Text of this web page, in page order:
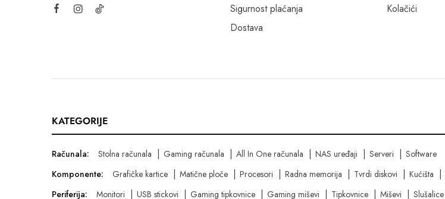
Sigurnost plaćanja
Dostava
Kolačići
KATEGORIJE
Računala: Stolna računala Gaming računala All In One računala NAS uređaji Serveri
Software
Komponente:
Grafičke kartice Matične ploče Procesori Radna memorija Tvrdi diskovi Kućišta
Periferija:
Monitori USB stickovi Gaming tipkovnice Gaming miševi Tipkovnice Miševi Slušalice